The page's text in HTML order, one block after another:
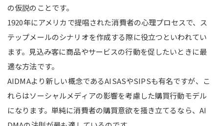
の仮説のことです。
1920年にアメリカで提唱された消費者の心理プロセスで、ス
テップメールのシナリオを作成する際に役立つといわれてい
ます。見込み客に商品やサービスの行動を促したいときに最
適な方法です。
AIDMAより新しい概念であるAISASやSIPSも有名ですが、こ
れらはソーシャルメディアの影響を考慮した購買行動モデル
になります。単純に消費者の購買意欲を掻き立てるなら、AI